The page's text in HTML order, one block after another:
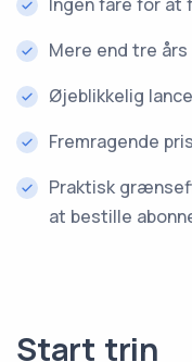
Mere end tre
Øjeblikkelig
Fremragende
Praktisk
at bestille
Start trin